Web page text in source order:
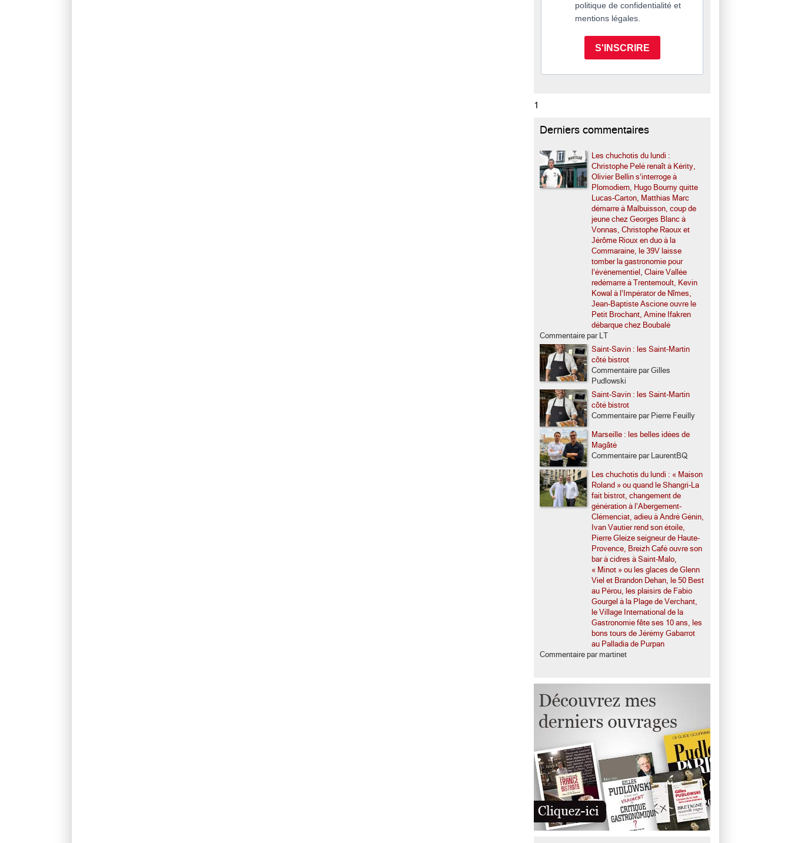
politique de confidentialité et
mentions légales.
S'INSCRIRE
1
Derniers commentaires
Les chuchotis du lundi :
Christophe Pelé renaît à Kérity,
Olivier Bellin s’interroge à
Plomodiern, Hugo Bourny quitte
Lucas-Carton, Matthias Marc
démarre à Malbuisson, coup de
jeune chez Georges Blanc à
Vonnas, Christophe Raoux et
Jérôme Rioux en duo à la
Commaraine, le 39V laisse
tomber la gastronomie pour
l’événementiel, Claire Vallée
redémarre à Trentemoult, Kevin
Kowal à l’Impérator de Nîmes,
Jean-Baptiste Ascione ouvre le
Petit Brochant, Amine Ifakren
débarque chez Boubalé
Commentaire par LT
Saint-Savin : les Saint-Martin
côté bistrot
Commentaire par Gilles
Pudlowski
Saint-Savin : les Saint-Martin
côté bistrot
Commentaire par Pierre Feuilly
Marseille : les belles idées de
Magâté
Commentaire par LaurentBQ
Les chuchotis du lundi : « Maison
Roland » ou quand le Shangri-La
fait bistrot, changement de
génération à l’Abergement-
Clémenciat, adieu à André Génin,
Ivan Vautier rend son étoile,
Pierre Gleize seigneur de Haute-
Provence, Breizh Café ouvre son
bar à cidres à Saint-Malo,
« Minot » ou les glaces de Glenn
Viel et Brandon Dehan, le 50 Best
au Pérou, les plaisirs de Fabio
Gourgel à la Plage de Verchant,
le Village International de la
Gastronomie fête ses 10 ans, les
bons tours de Jérémy Gabarrot
au Palladia de Purpan
Commentaire par martinet